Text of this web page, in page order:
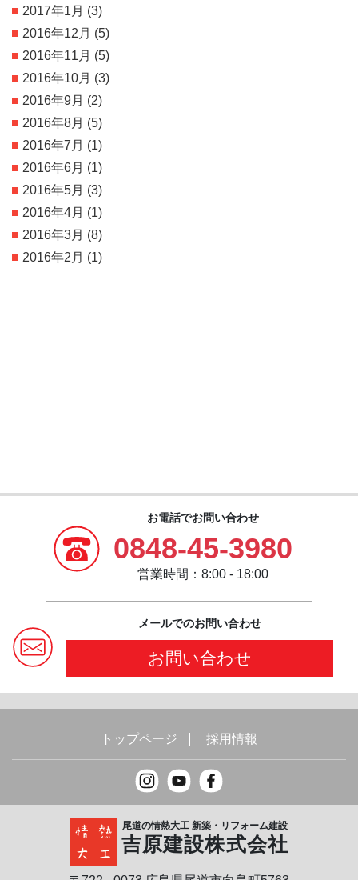
2017年1月 (3)
2016年12月 (5)
2016年11月 (5)
2016年10月 (3)
2016年9月 (2)
2016年8月 (5)
2016年7月 (1)
2016年6月 (1)
2016年5月 (3)
2016年4月 (1)
2016年3月 (8)
2016年2月 (1)
お電話でお問い合わせ
0848-45-3980
営業時間：8:00 - 18:00
メールでのお問い合わせ
お問い合わせ
トップページ 採用情報
尾道の情熱大工 新築・リフォーム建設
吉原建設株式会社